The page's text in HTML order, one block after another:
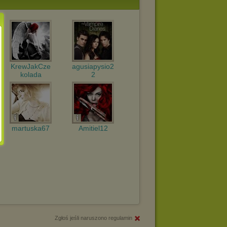
KrewJakCze
kolada
agusiapysio2
2
martuska67 Amitiel12
Zgłoś jeśli naruszono regulamin